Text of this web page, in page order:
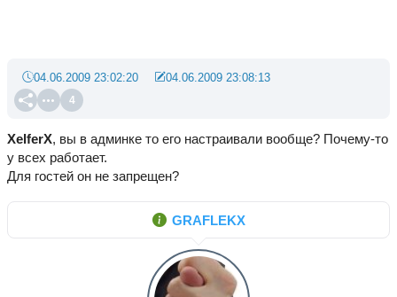
4
04.06.2009 23:02:20 04.06.2009 23:08:13
XelferX, вы в админке то его настраивали вообще? Почему-то
у всех работает.
Для гостей он не запрещен?
GRAFLEKX